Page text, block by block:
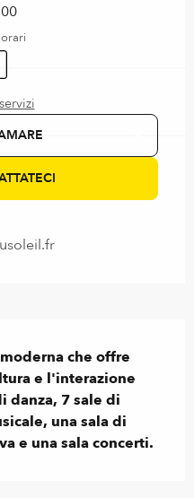
che offre
e l'interazione
danza, 7 sale di
una sala di
e una sala concerti.